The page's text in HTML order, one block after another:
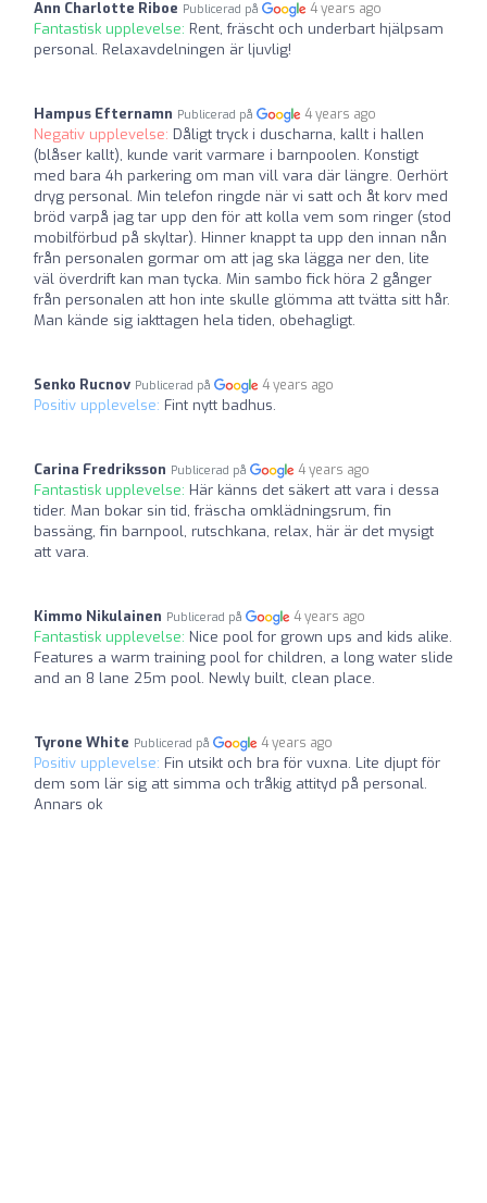
Ann Charlotte Riboe Publicerad på 4 years ago
Fantastisk upplevelse: Rent, fräscht och underbart hjälpsam
personal. Relaxavdelningen är ljuvlig!
Hampus Efternamn Publicerad på 4 years ago
Negativ upplevelse: Dåligt tryck i duscharna, kallt i hallen
(blåser kallt), kunde varit varmare i barnpoolen. Konstigt
med bara 4h parkering om man vill vara där längre. Oerhört
dryg personal. Min telefon ringde när vi satt och åt korv med
bröd varpå jag tar upp den för att kolla vem som ringer (stod
mobilförbud på skyltar). Hinner knappt ta upp den innan nån
från personalen gormar om att jag ska lägga ner den, lite
väl överdrift kan man tycka. Min sambo fick höra 2 gånger
från personalen att hon inte skulle glömma att tvätta sitt hår.
Man kände sig iakttagen hela tiden, obehagligt.
Senko Rucnov Publicerad på 4 years ago
Positiv upplevelse: Fint nytt badhus.
Carina Fredriksson Publicerad på 4 years ago
Fantastisk upplevelse: Här känns det säkert att vara i dessa
tider. Man bokar sin tid, fräscha omklädningsrum, fin
bassäng, fin barnpool, rutschkana, relax, här är det mysigt
att vara.
Kimmo Nikulainen Publicerad på 4 years ago
Fantastisk upplevelse: Nice pool for grown ups and kids alike.
Features a warm training pool for children, a long water slide
and an 8 lane 25m pool. Newly built, clean place.
Tyrone White Publicerad på 4 years ago
Positiv upplevelse: Fin utsikt och bra för vuxna. Lite djupt för
dem som lär sig att simma och tråkig attityd på personal.
Annars ok